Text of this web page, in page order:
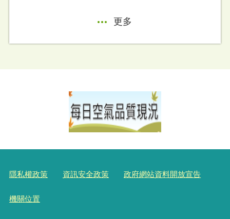
更多
隱私權政策 資訊安全政策 政府網站資料開放宣告
機關位置